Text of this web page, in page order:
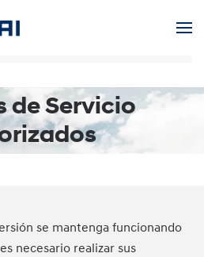
de Servicio
se mantenga funcionando
necesario realizar sus